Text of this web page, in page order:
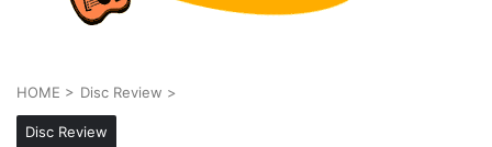
HOME > Disc Review >
Disc Review